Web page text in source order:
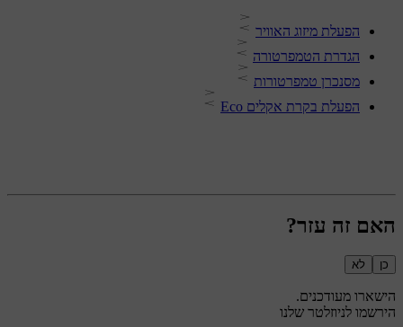
הפעלת מיזוג האוויר
הגדרת הטמפרטורה
מסנכרן טמפרטורות
הפעלת בקרת אקלים Eco
האם זה עזר?
כן לא